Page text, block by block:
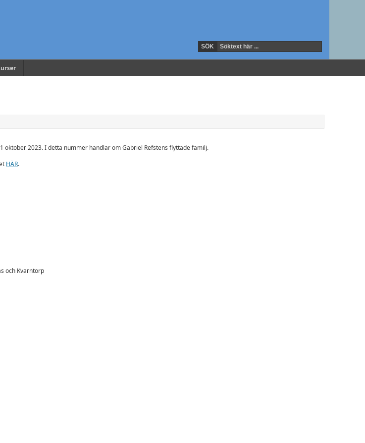
2023. I detta nummer handlar om Gabriel Refstens flyttade familj.
HÄR.
och Kvarntorp